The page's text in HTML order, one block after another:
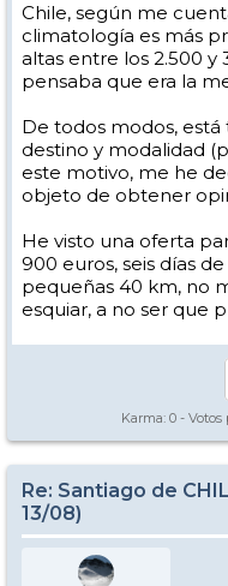
Chile, según me
climatología es más
altas entre los 2.500 y
pensaba que era la
De todos modos,
destino y modalidad
este motivo, me he
objeto de obtener
He visto una oferta
900 euros, seis días
pequeñas 40 km, no
esquiar, a no ser que
Karma: 0 - Votos
Re: Santiago de
13/08)